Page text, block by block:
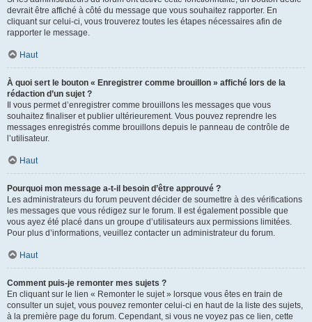
devrait être affiché à côté du message que vous souhaitez rapporter. En
cliquant sur celui-ci, vous trouverez toutes les étapes nécessaires afin de
rapporter le message.
Haut
À quoi sert le bouton « Enregistrer comme brouillon » affiché lors de la
rédaction d’un sujet ?
Il vous permet d’enregistrer comme brouillons les messages que vous
souhaitez finaliser et publier ultérieurement. Vous pouvez reprendre les
messages enregistrés comme brouillons depuis le panneau de contrôle de
l’utilisateur.
Haut
Pourquoi mon message a-t-il besoin d’être approuvé ?
Les administrateurs du forum peuvent décider de soumettre à des vérifications
les messages que vous rédigez sur le forum. Il est également possible que
vous ayez été placé dans un groupe d’utilisateurs aux permissions limitées.
Pour plus d’informations, veuillez contacter un administrateur du forum.
Haut
Comment puis-je remonter mes sujets ?
En cliquant sur le lien « Remonter le sujet » lorsque vous êtes en train de
consulter un sujet, vous pouvez remonter celui-ci en haut de la liste des sujets,
à la première page du forum. Cependant, si vous ne voyez pas ce lien, cette